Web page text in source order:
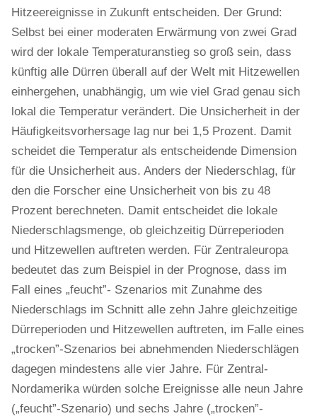
Hitzeereignisse in Zukunft entscheiden. Der Grund:
Selbst bei einer moderaten Erwärmung von zwei Grad
wird der lokale Temperaturanstieg so groß sein, dass
künftig alle Dürren überall auf der Welt mit Hitzewellen
einhergehen, unabhängig, um wie viel Grad genau sich
lokal die Temperatur verändert. Die Unsicherheit in der
Häufigkeitsvorhersage lag nur bei 1,5 Prozent. Damit
scheidet die Temperatur als entscheidende Dimension
für die Unsicherheit aus. Anders der Niederschlag, für
den die Forscher eine Unsicherheit von bis zu 48
Prozent berechneten. Damit entscheidet die lokale
Niederschlagsmenge, ob gleichzeitig Dürreperioden
und Hitzewellen auftreten werden. Für Zentraleuropa
bedeutet das zum Beispiel in der Prognose, dass im
Fall eines „feucht”- Szenarios mit Zunahme des
Niederschlags im Schnitt alle zehn Jahre gleichzeitige
Dürreperioden und Hitzewellen auftreten, im Falle eines
„trocken”-Szenarios bei abnehmenden Niederschlägen
dagegen mindestens alle vier Jahre. Für Zentral-
Nordamerika würden solche Ereignisse alle neun Jahre
(„feucht”-Szenario) und sechs Jahre („trocken”-